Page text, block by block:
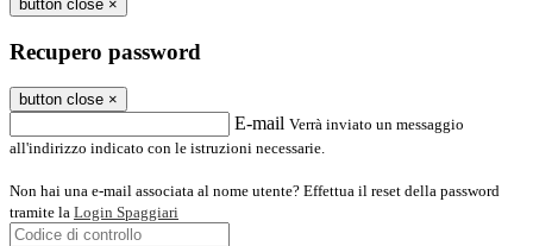
button close ×
Recupero password
button close ×
E-mail Verrà inviato un messaggio
all'indirizzo indicato con le istruzioni necessarie.
Non hai una e-mail associata al nome utente? Effettua il reset della password
tramite la Login Spaggiari